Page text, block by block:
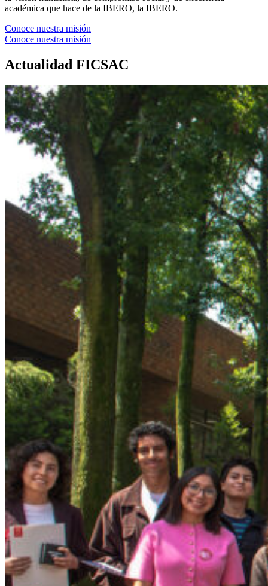
académica que hace de la IBERO, la IBERO.
Conoce nuestra misión
Conoce nuestra misión
Actualidad FICSAC